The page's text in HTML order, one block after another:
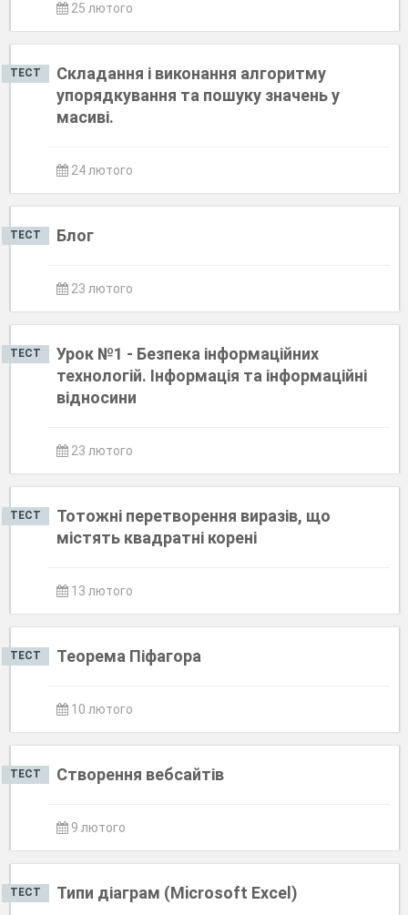
25 лютого
ТЕСТ
Складання і виконання алгоритму
упорядкування та пошуку значень у
масиві.
24 лютого
ТЕСТ Блог
23 лютого
ТЕСТ
Урок №1 - Безпека інформаційних
технологій. Інформація та інформаційні
відносини
23 лютого
ТЕСТ
Тотожні перетворення виразів, що
містять квадратні корені
13 лютого
ТЕСТ Теорема Піфагора
10 лютого
ТЕСТ Створення вебсайтів
9 лютого
ТЕСТ Типи діаграм (Microsoft Excel)